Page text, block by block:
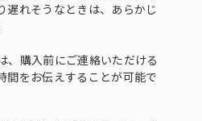
遅れそうなときは、あらかじ
、購入前にご連絡いただける
間をお伝えすることが可能で